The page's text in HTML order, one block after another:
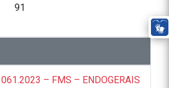
91
061.2023 – FMS – ENDOGERAIS